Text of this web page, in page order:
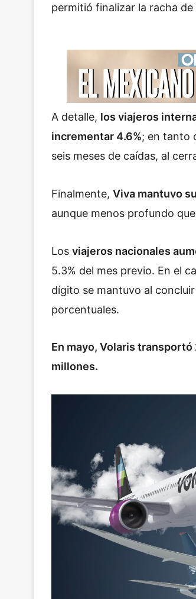
permitió finalizar la racha
A detalle, los viajeros
incrementar 4.6%; en tanto
seis meses de caídas, al
Finalmente, Viva mantuvo
aunque menos profundo
Los viajeros nacionales
5.3% del mes previo. En el
dígito se mantuvo al
porcentuales.
En mayo, Volaris
millones.